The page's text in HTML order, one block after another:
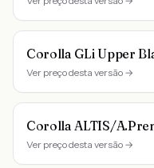
Corolla GLi Upper
Ver preço desta versão →
Corolla ALTIS/
Ver preço desta versão →